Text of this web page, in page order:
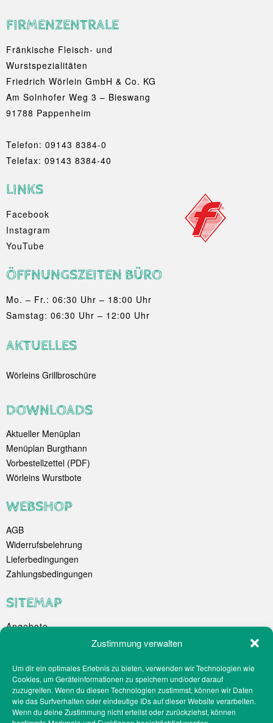
Zustimmung verwalten
Um dir ein optimales Erlebnis zu bieten, verwenden wir Technologien wie
Cookies, um Geräteinformationen zu speichern und/oder darauf
zuzugreifen. Wenn du diesen Technologien zustimmst, können wir Daten
wie das Surfverhalten oder eindeutige IDs auf dieser Website verarbeiten.
Wenn du deine Zustimmung nicht erteilst oder zurückziehst, können
FIRMENZENTRALE
Fränkische Fleisch- und
Wurstspezialitäten
Friedrich Wörlein GmbH & Co. KG
Am Solnhofer Weg 3 – Bieswang
91788 Pappenheim
Telefon: 09143 8384-0
Telefax: 09143 8384-40
LINKS
Facebook
Instagram
YouTube
ÖFFNUNGSZEITEN BÜRO
Mo. – Fr.: 06:30 Uhr – 18:00 Uhr
Samstag: 06:30 Uhr – 12:00 Uhr
AKTUELLES
Wörleins Grillbroschüre
DOWNLOADS
Aktueller Menüplan
Menüplan Burgthann
Vorbestellzettel (PDF)
Wörleins Wurstbote
WEBSHOP
AGB
Widerrufsbelehrung
Lieferbedingungen
Zahlungsbedingungen
SITEMAP
Angebote
Catering
Webshop
Filialen
Kontakt